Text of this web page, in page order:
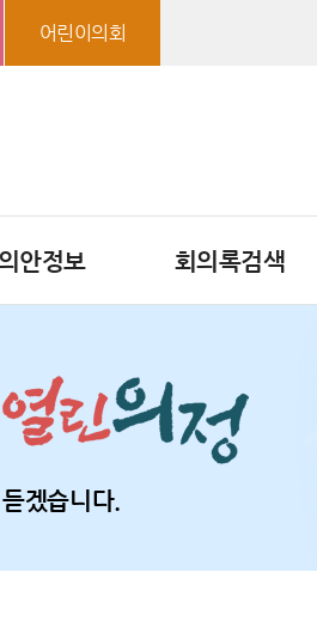
어린이의회
안정보 회의록검색
겠습니다.